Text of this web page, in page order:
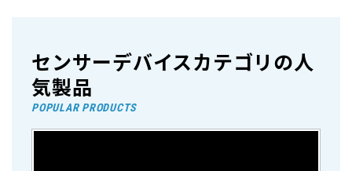
センサーデバイスカテゴリの人
気製品
POPULAR PRODUCTS